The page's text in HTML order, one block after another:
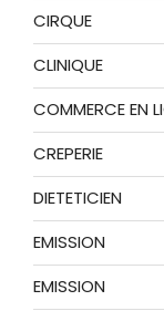
CIRQUE
CLINIQUE
COMMERCE EN
CREPERIE
DIETETICIEN
EMISSION
EMISSION